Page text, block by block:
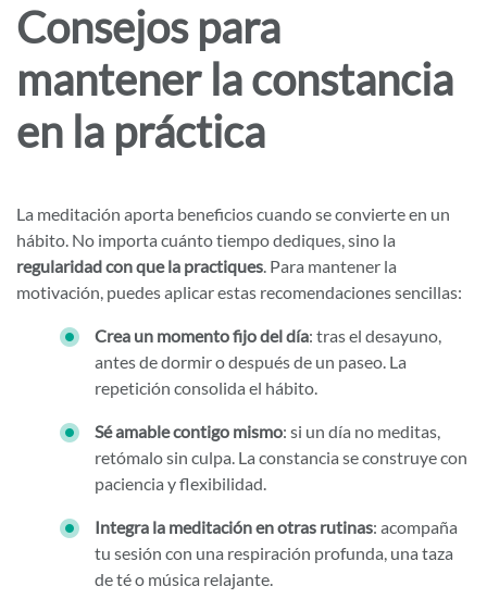
Consejos para
mantener la constancia
en la práctica
La meditación aporta beneficios cuando se convierte en un
hábito. No importa cuánto tiempo dediques, sino la
regularidad con que la practiques. Para mantener la
motivación, puedes aplicar estas recomendaciones sencillas:
Crea un momento fijo del día: tras el desayuno,
antes de dormir o después de un paseo. La
repetición consolida el hábito.
Sé amable contigo mismo: si un día no meditas,
retómalo sin culpa. La constancia se construye con
paciencia y flexibilidad.
Integra la meditación en otras rutinas: acompaña
tu sesión con una respiración profunda, una taza
de té o música relajante.